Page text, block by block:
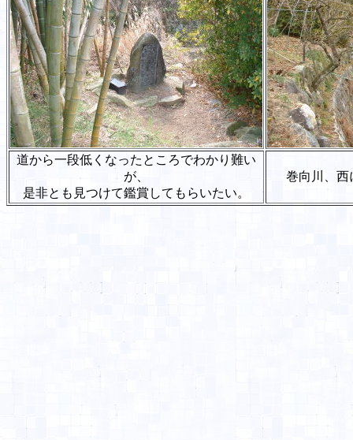
道から一段低くなったところでわかり難い
が、
是非とも見つけて鑑賞してもらいたい。
巻向川、西